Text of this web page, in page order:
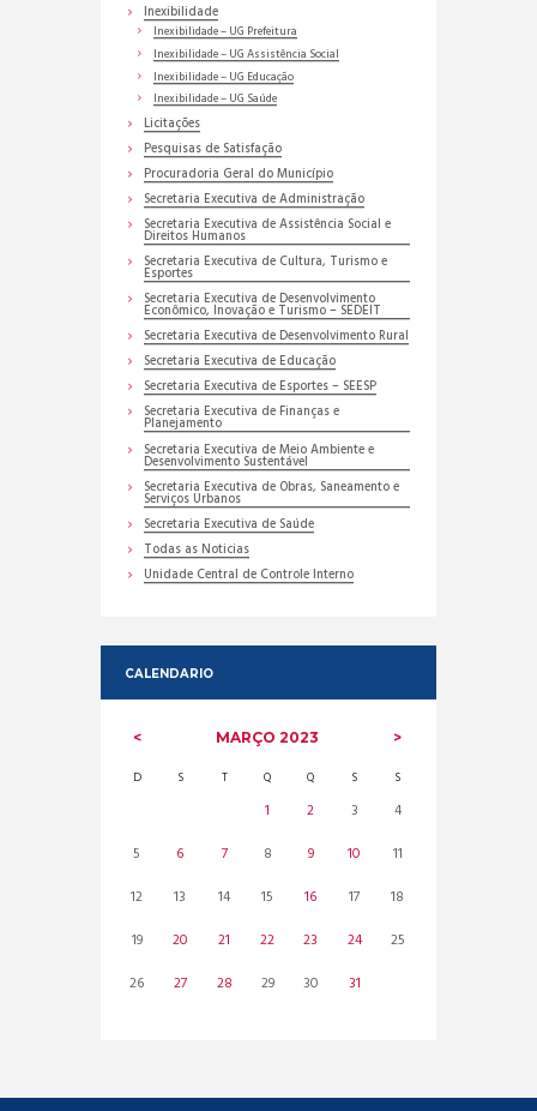
Inexibilidade
Inexibilidade – UG Prefeitura
Inexibilidade – UG Assistência Social
Inexibilidade – UG Educação
Inexibilidade – UG Saúde
Licitações
Pesquisas de Satisfação
Procuradoria Geral do Município
Secretaria Executiva de Administração
Secretaria Executiva de Assistência Social e
Direitos Humanos
Secretaria Executiva de Cultura, Turismo e
Esportes
Secretaria Executiva de Desenvolvimento
Econômico, Inovação e Turismo – SEDEIT
Secretaria Executiva de Desenvolvimento Rural
Secretaria Executiva de Educação
Secretaria Executiva de Esportes – SEESP
Secretaria Executiva de Finanças e
Planejamento
Secretaria Executiva de Meio Ambiente e
Desenvolvimento Sustentável
Secretaria Executiva de Obras, Saneamento e
Serviços Urbanos
Secretaria Executiva de Saúde
Todas as Noticias
Unidade Central de Controle Interno
CALENDARIO
MARÇO 2023
D S T Q Q S S
1 2 3
4
5
6 7 8 9 10
11
12
13 14 15 16 17
18
19
20 21 22 23 24
25
26
27 28 29 30 31